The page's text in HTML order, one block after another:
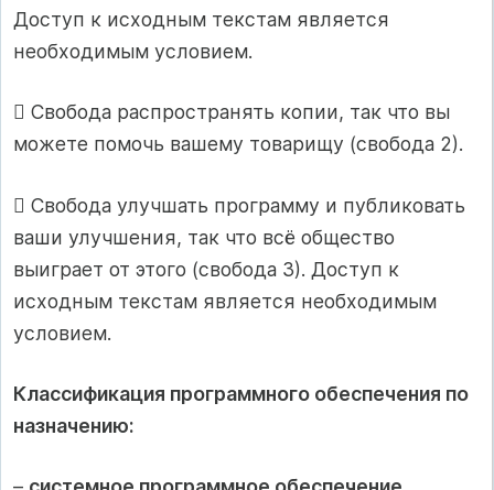
Доступ к исходным текстам является
необходимым условием.
 Свобода распространять копии, так что вы
можете помочь вашему товарищу (свобода 2).
 Свобода улучшать программу и публиковать
ваши улучшения, так что всё общество
выиграет от этого (свобода 3). Доступ к
исходным текстам является необходимым
условием.
Классификация программного обеспечения по
назначению: